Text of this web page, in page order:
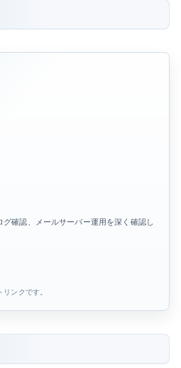
確認、メールサーバー運用を深く確認し
ンクです。